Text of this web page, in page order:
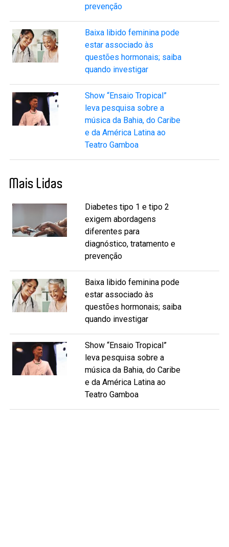
prevenção
Baixa libido feminina pode
estar associado às
questões hormonais; saiba
quando investigar
Show “Ensaio Tropical”
leva pesquisa sobre a
música da Bahia, do Caribe
e da América Latina ao
Teatro Gamboa
Mais Lidas
Diabetes tipo 1 e tipo 2
exigem abordagens
diferentes para
diagnóstico, tratamento e
prevenção
Baixa libido feminina pode
estar associado às
questões hormonais; saiba
quando investigar
Show “Ensaio Tropical”
leva pesquisa sobre a
música da Bahia, do Caribe
e da América Latina ao
Teatro Gamboa